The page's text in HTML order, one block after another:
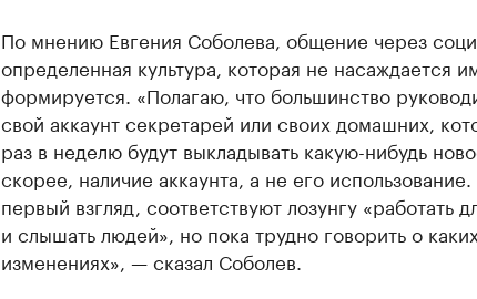
По мнению Евгения Соболева, общение через
определенная культура, которая не насаждается
формируется. «Полагаю, что большинство
свой аккаунт секретарей или своих домашних,
раз в неделю будут выкладывать какую-нибудь
скорее, наличие аккаунта, а не его
первый взгляд, соответствуют лозунгу «работать
и слышать людей», но пока трудно говорить о
изменениях», — сказал Соболев.